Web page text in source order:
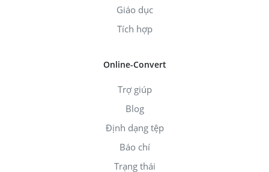
Giáo dục
Tích hợp
Online-Convert
Trợ giúp
Blog
Định dạng tệp
Báo chí
Trạng thái